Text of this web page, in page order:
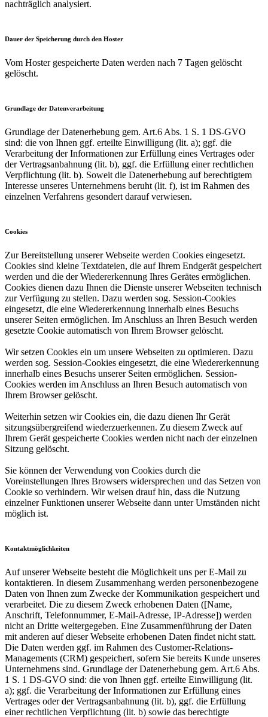
nachträglich analysiert.
Dauer der Speicherung durch den Hoster
Vom Hoster gespeicherte Daten werden nach 7 Tagen gelöscht
gelöscht.
Grundlage der Datenverarbeitung
Grundlage der Datenerhebung gem. Art.6 Abs. 1 S. 1 DS-GVO
sind: die von Ihnen ggf. erteilte Einwilligung (lit. a); ggf. die
Verarbeitung der Informationen zur Erfüllung eines Vertrages oder
der Vertragsanbahnung (lit. b), ggf. die Erfüllung einer rechtlichen
Verpflichtung (lit. b). Soweit die Datenerhebung auf berechtigtem
Interesse unseres Unternehmens beruht (lit. f), ist im Rahmen des
einzelnen Verfahrens gesondert darauf verwiesen.
Cookies
Zur Bereitstellung unserer Webseite werden Cookies eingesetzt.
Cookies sind kleine Textdateien, die auf Ihrem Endgerät gespeichert
werden und die der Wiedererkennung Ihres Gerätes ermöglichen.
Cookies dienen dazu Ihnen die Dienste unserer Webseiten technisch
zur Verfügung zu stellen. Dazu werden sog. Session-Cookies
eingesetzt, die eine Wiedererkennung innerhalb eines Besuchs
unserer Seiten ermöglichen. Im Anschluss an Ihren Besuch werden
gesetzte Cookie automatisch von Ihrem Browser gelöscht.
Wir setzen Cookies ein um unsere Webseiten zu optimieren. Dazu
werden sog. Session-Cookies eingesetzt, die eine Wiedererkennung
innerhalb eines Besuchs unserer Seiten ermöglichen. Session-
Cookies werden im Anschluss an Ihren Besuch automatisch von
Ihrem Browser gelöscht.
Weiterhin setzen wir Cookies ein, die dazu dienen Ihr Gerät
sitzungsübergreifend wiederzuerkennen. Zu diesem Zweck auf
Ihrem Gerät gespeicherte Cookies werden nicht nach der einzelnen
Sitzung gelöscht.
Sie können der Verwendung von Cookies durch die
Voreinstellungen Ihres Browsers widersprechen und das Setzen von
Cookie so verhindern. Wir weisen drauf hin, dass die Nutzung
einzelner Funktionen unserer Webseite dann unter Umständen nicht
möglich ist.
Kontaktmöglichkeiten
Auf unserer Webseite besteht die Möglichkeit uns per E-Mail zu
kontaktieren. In diesem Zusammenhang werden personenbezogene
Daten von Ihnen zum Zwecke der Kommunikation gespeichert und
verarbeitet. Die zu diesem Zweck erhobenen Daten ([Name,
Anschrift, Telefonnummer, E-Mail-Adresse, IP-Adresse]) werden
nicht an Dritte weitergegeben. Eine Zusammenführung der Daten
mit anderen auf dieser Webseite erhobenen Daten findet nicht statt.
Die Daten werden ggf. im Rahmen des Customer-Relations-
Managements (CRM) gespeichert, sofern Sie bereits Kunde unseres
Unternehmens sind. Grundlage der Datenerhebung gem. Art.6 Abs.
1 S. 1 DS-GVO sind: die von Ihnen ggf. erteilte Einwilligung (lit.
a); ggf. die Verarbeitung der Informationen zur Erfüllung eines
Vertrages oder der Vertragsanbahnung (lit. b), ggf. die Erfüllung
einer rechtlichen Verpflichtung (lit. b) sowie das berechtigte